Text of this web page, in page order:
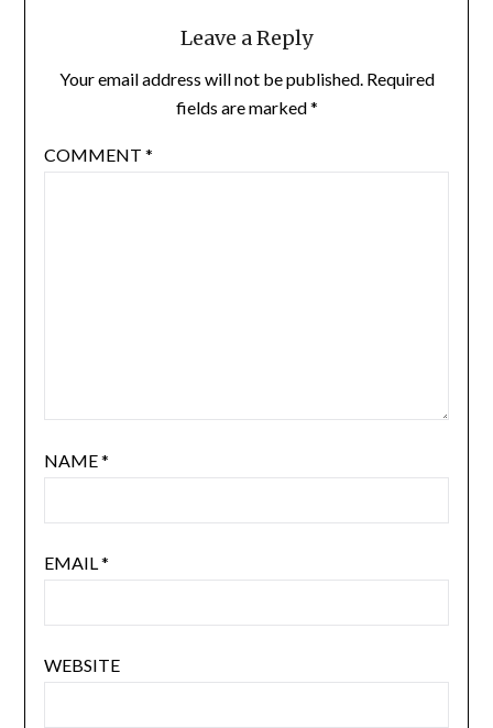
Leave a Reply
Your email address will not be published. Required
fields are marked*
COMMENT *
NAME*
EMAIL*
WEBSITE